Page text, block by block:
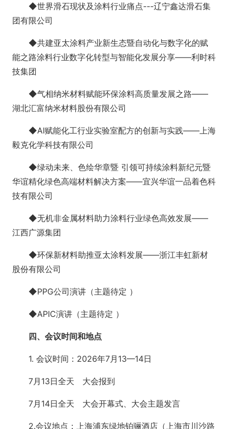
◆世界滑石现状及涂料行业痛点---辽宁鑫达滑石集
团有限公司
◆共建亚太涂料产业新生态暨自动化与数字化的赋
能之路涂料行业数字化转型与智能化发展分享——利时科
技集团
◆气相纳米材料赋能环保涂料高质量发展之路——
湖北汇富纳米材料股份有限公司
◆AI赋能化工行业实验室配方的创新与实践——上海
毅克化学科技有限公司
◆绿动未来、色绘华章暨 引领可持续涂料新纪元暨
华谊精化绿色高端材料解决方案——宜兴华谊一品着色科
技有限公司
◆无机非金属材料助力涂料行业绿色高效发展——
江西广源集团
◆环保新材料助推亚太涂料发展——浙江丰虹新材
股份有限公司
◆PPG公司演讲（主题待定 ）
◆APIC演讲（主题待定 ）
四、会议时间和地点
1. 会议时间：2026年7月13—14日
7月13日全天 大会报到
7月14日全天 大会开幕式、大会主题发言
2.会议地点：上海浦东绿地铂骊酒店（上海市川沙路